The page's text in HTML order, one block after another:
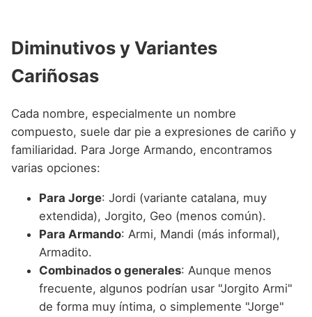
Diminutivos y Variantes
Cariñosas
Cada nombre, especialmente un nombre
compuesto, suele dar pie a expresiones de cariño y
familiaridad. Para Jorge Armando, encontramos
varias opciones:
Para Jorge: Jordi (variante catalana, muy
extendida), Jorgito, Geo (menos común).
Para Armando: Armi, Mandi (más informal),
Armadito.
Combinados o generales: Aunque menos
frecuente, algunos podrían usar "Jorgito Armi"
de forma muy íntima, o simplemente "Jorge"